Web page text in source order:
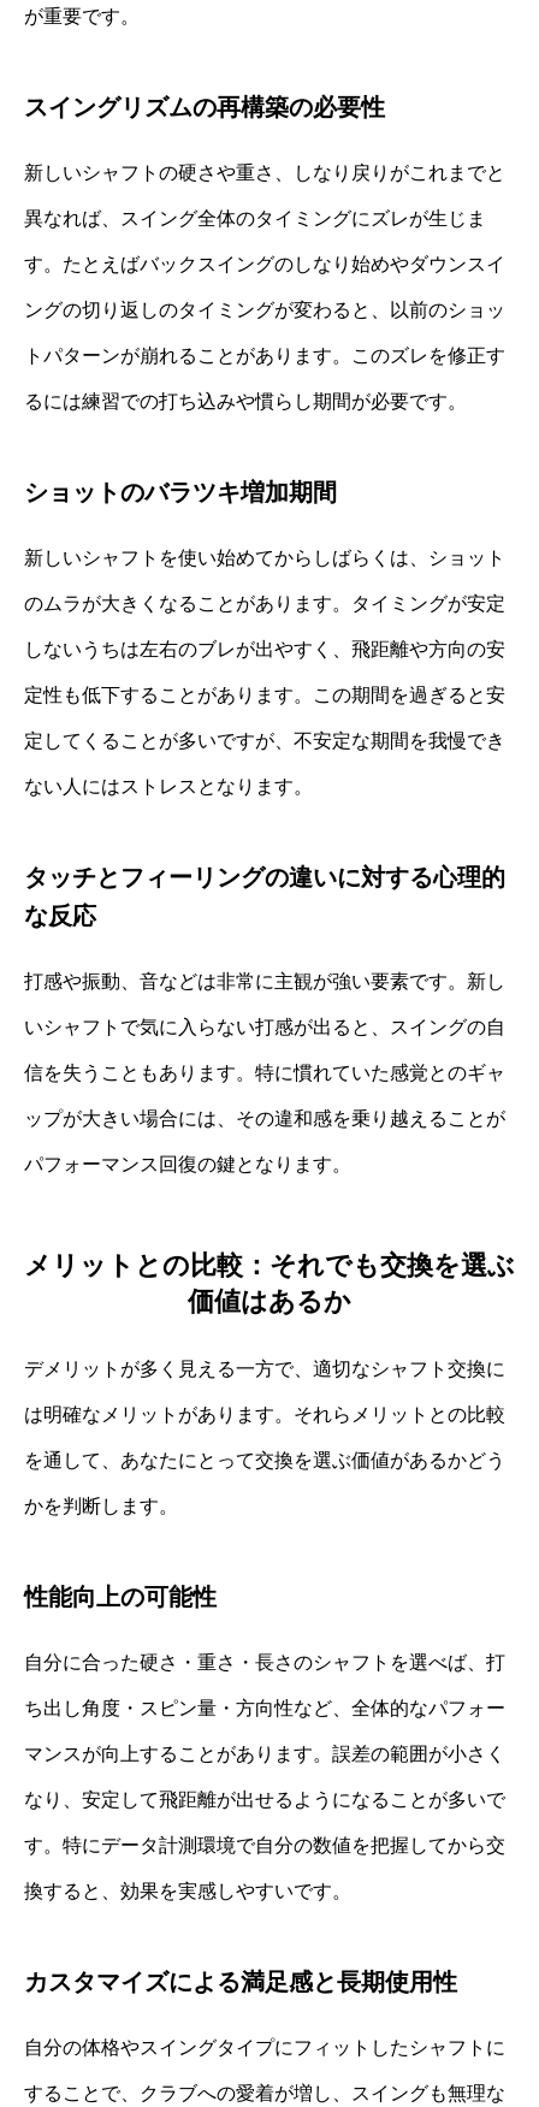
が重要です。
スイングリズムの再構築の必要性
新しいシャフトの硬さや重さ、しなり戻りがこれまでと
異なれば、スイング全体のタイミングにズレが生じま
す。たとえばバックスイングのしなり始めやダウンスイ
ングの切り返しのタイミングが変わると、以前のショッ
トパターンが崩れることがあります。このズレを修正す
るには練習での打ち込みや慣らし期間が必要です。
ショットのバラツキ増加期間
新しいシャフトを使い始めてからしばらくは、ショット
のムラが大きくなることがあります。タイミングが安定
しないうちは左右のブレが出やすく、飛距離や方向の安
定性も低下することがあります。この期間を過ぎると安
定してくることが多いですが、不安定な期間を我慢でき
ない人にはストレスとなります。
タッチとフィーリングの違いに対する心理的
な反応
打感や振動、音などは非常に主観が強い要素です。新し
いシャフトで気に入らない打感が出ると、スイングの自
信を失うこともあります。特に慣れていた感覚とのギャ
ップが大きい場合には、その違和感を乗り越えることが
パフォーマンス回復の鍵となります。
メリットとの比較：それでも交換を選ぶ
価値はあるか
デメリットが多く見える一方で、適切なシャフト交換に
は明確なメリットがあります。それらメリットとの比較
を通して、あなたにとって交換を選ぶ価値があるかどう
かを判断します。
性能向上の可能性
自分に合った硬さ・重さ・長さのシャフトを選べば、打
ち出し角度・スピン量・方向性など、全体的なパフォー
マンスが向上することがあります。誤差の範囲が小さく
なり、安定して飛距離が出せるようになることが多いで
す。特にデータ計測環境で自分の数値を把握してから交
換すると、効果を実感しやすいです。
カスタマイズによる満足感と長期使用性
自分の体格やスイングタイプにフィットしたシャフトに
することで、クラブへの愛着が増し、スイングも無理な